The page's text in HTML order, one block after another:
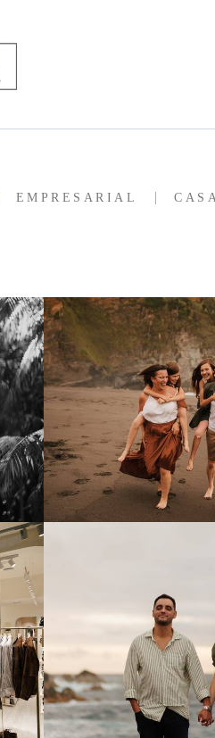
EMPRESARIAL
2723
605